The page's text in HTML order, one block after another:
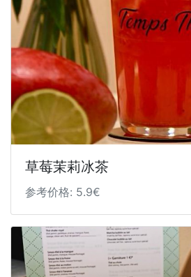
草莓茉莉冰茶
参考价格: 5.9€